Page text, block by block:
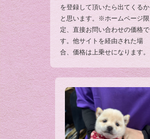
を登録して頂いたら出てくるか
と思います。※ホームページ限
定、直接お問い合わせの価格で
す。他サイトを経由された場
合、価格は上乗せになります。